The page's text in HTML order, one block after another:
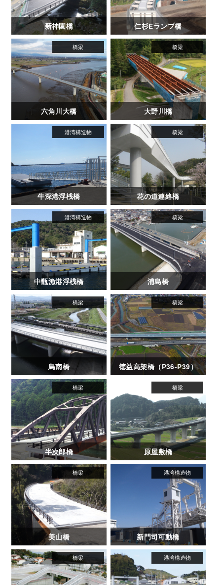
新神園橋 仁杉Eランプ橋
六角川大橋 大野川橋
牛深港浮桟橋 花の道連絡橋
中甑漁港浮桟橋 浦島橋
鳥南橋 徳益高架橋（P36-P39）
半次郎橋 原屋敷橋
美山橋 新門司可動橋